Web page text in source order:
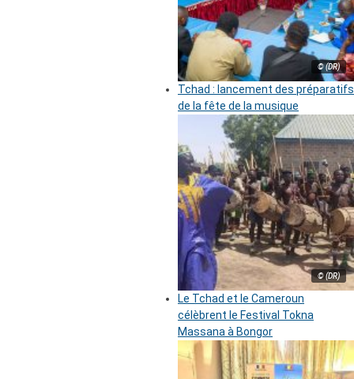
© (DR)
Tchad : lancement des préparatifs
de la fête de la musique
© (DR)
Le Tchad et le Cameroun
célèbrent le Festival Tokna
Massana à Bongor